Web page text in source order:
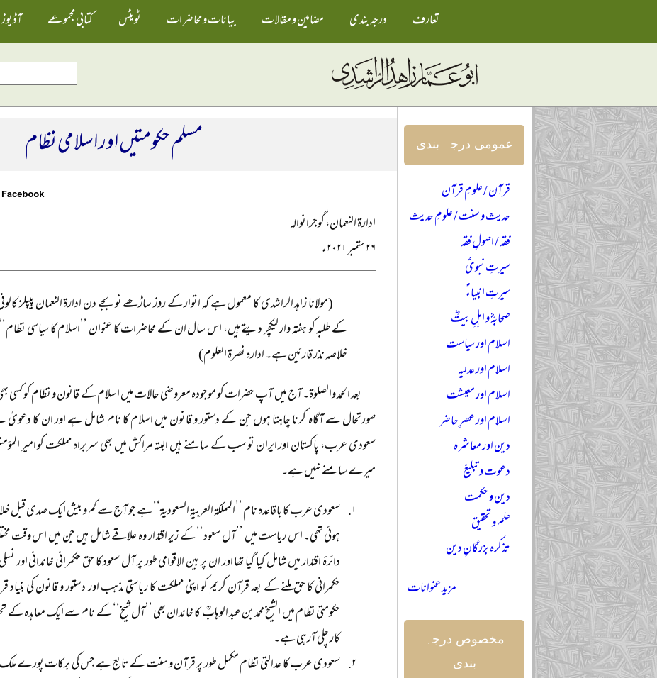
تعارف درجہ بندی مضامین و مقالات بیانات و محاضرات ٹویٹس کتابی مجموعے آڈیوز
مسلم حکومتیں اور اسلامی نظام
ادارۃ النعمان، گوجرانوالہ
۲۶ ستمبر ۲۰۲۱ء
(مولانا زاہد الراشدی کا معمول ہے کہ اتوار کے روز ساڑھے نو بجے دن ادارۃ النعمان پیپلز کالونی
خلاصہ نذر قارئین ہے۔ ادارہ نصرۃ العلوم)
بعد الحمد والصلوٰۃ۔ آج میں آپ حضرات کو موجودہ معروضی حالات میں اسلام کے قانون و نظام کو کسی
صورتحال سے آگاہ کرنا چاہتا ہوں جن کے دستور و قانون میں اسلام کا نام شامل ہے اور ان کا دعویٰ
سعودی عرب، پاکستان اور ایران تو سب کے سامنے ہیں البتہ مراکش میں بھی سربراہ مملکت کو امیر
میرے سامنے نہیں ہے۔
سعودی عرب کا باقاعدہ نام ’’المملکۃ العربیۃ السعودیۃ‘‘ ہے جو آج سے کم و بیش ایک صدی
ہوئی تھی۔ اس ریاست میں ’’آل سعود‘‘ کے زیر اقتدار وہ علاقے شامل ہیں جن میں اس
دائرۂ اقتدار میں شامل کیا گیا تھا اور ان پر بین الاقوامی طور پر آل سعود کا حق حکمرانی خاندانی اور
حکمرانی کا حق ملنے کے بعد قرآن کریم کو اپنی مملکت کا ریاستی مذہب اور دستور و قانون کی
حکومتی نظام میں الشیخ محمد بن عبد الوہابؒ کا خاندان بھی ’’آل شیخ‘‘ کے نام سے ایک
کار چلی آرہی ہے۔
سعودی عرب کا عدالتی نظام مکمل طور پر قرآن و سنت کے تابع ہے جس کی برکات پورے ملک
عمومی درجہ بندی
قرآن / علومِ قرآن
حدیث و سنت / علومِ حدیث
فقہ / اصولِ فقہ
سیرتِ نبویؐ
سیرتِ انبیاءؑ
صحابہؓ و اہلِ بیتؓ
اسلام اور سیاست
اسلام اور عدلیہ
اسلام اور معیشت
اسلام اور عصرِ حاضر
دین اور معاشرہ
دعوت و تبلیغ
دین و حکمت
علم و تحقیق
تذکرہ بزرگانِ دین
— مزید عنوانات
مخصوص درجہ
بندی